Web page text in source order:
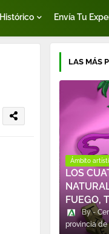
Histórico Envía Tu
LAS MÁS
Ámbito
LOS
FUEGO,
provincia de